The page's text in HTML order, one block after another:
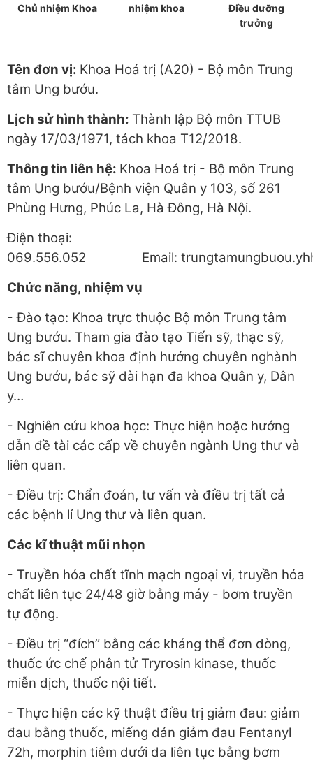
Chủ nhiệm Khoa
nhiệm khoa
Điều dưỡng
trưởng
Tên đơn vị: Khoa Hoá trị (A20) - Bộ môn Trung
tâm Ung bướu.
Lịch sử hình thành: Thành lập Bộ môn TTUB
ngày 17/03/1971, tách khoa T12/2018.
Thông tin liên hệ: Khoa Hoá trị - Bộ môn Trung
tâm Ung bướu/Bệnh viện Quân y 103, số 261
Phùng Hưng, Phúc La, Hà Đông, Hà Nội.
Điện thoại:
069.556.052 Email:
Chức năng, nhiệm vụ
- Đào tạo: Khoa trực thuộc Bộ môn Trung tâm
Ung bướu. Tham gia đào tạo Tiến sỹ, thạc sỹ,
bác sĩ chuyên khoa định hướng chuyên nghành
Ung bướu, bác sỹ dài hạn đa khoa Quân y, Dân
y…
- Nghiên cứu khoa học: Thực hiện hoặc hướng
dẫn đề tài các cấp về chuyên ngành Ung thư và
liên quan.
- Điều trị: Chẩn đoán, tư vấn và điều trị tất cả
các bệnh lí Ung thư và liên quan.
Các kĩ thuật mũi nhọn
- Truyền hóa chất tĩnh mạch ngoại vi, truyền hóa
chất liên tục 24/48 giờ bằng máy - bơm truyền
tự động.
- Điều trị “đích” bằng các kháng thể đơn dòng,
thuốc ức chế phân tử Tryrosin kinase, thuốc
miễn dịch, thuốc nội tiết.
- Thực hiện các kỹ thuật điều trị giảm đau: giảm
đau bằng thuốc, miếng dán giảm đau Fentanyl
72h, morphin tiêm dưới da liên tục bằng bơm